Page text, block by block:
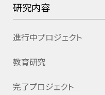
研究内容
進行中プロジェクト
教育研究
完了プロジェクト